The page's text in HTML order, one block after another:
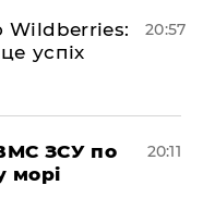
Wildberries:
успіх
20:57
ЗСУ по
морі
20:11